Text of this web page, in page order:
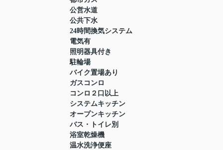
公営水道
公共下水
24時間換気システム
電気有
照明器具付き
駐輪場
バイク置場あり
ガスコンロ
コンロ２口以上
システムキッチン
オープンキッチン
バス・トイレ別
浴室乾燥機
温水洗浄便座